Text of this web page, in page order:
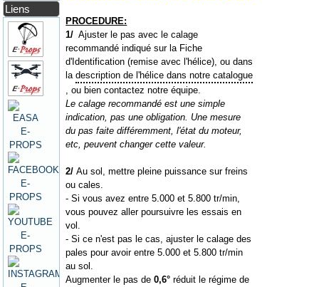
Liens
PROCEDURE:
1/ Ajuster le pas avec le calage
recommandé indiqué sur la Fiche
d'Identification (remise avec l'hélice), ou dans
ladescription de l'hélice dans notre catalogue
, ou bien contactez notre équipe.
Le calage recommandé est une simple
indication, pas une obligation. Une mesure
du pas faite différemment, l'état du moteur,
etc, peuvent changer cette valeur.
2/ Au sol, mettre pleine puissance sur freins
ou cales.
- Si vous avez entre 5.000 et 5.800 tr/min,
vous pouvez aller poursuivre les essais en
vol.
- Si ce n'est pas le cas, ajuster le calage des
pales pour avoir entre 5.000 et 5.800 tr/min
au sol.
Augmenter le pas de0,6° réduit le régime de